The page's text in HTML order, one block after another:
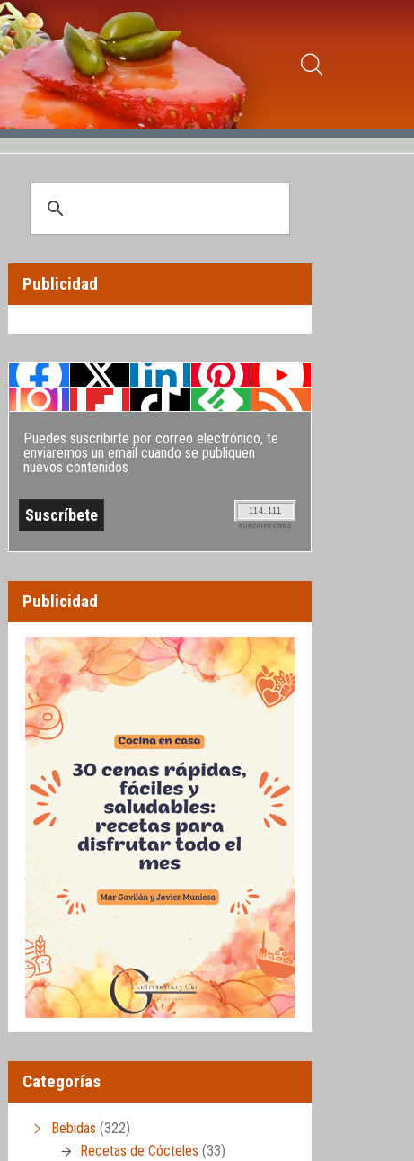
Publicidad
Puedes suscribirte por correo electrónico, te
enviaremos un email cuando se publiquen
nuevos contenidos
114.111
SUSCRIPTORES
Publicidad
Categorías
Bebidas (322)
Recetas de Cócteles (33)